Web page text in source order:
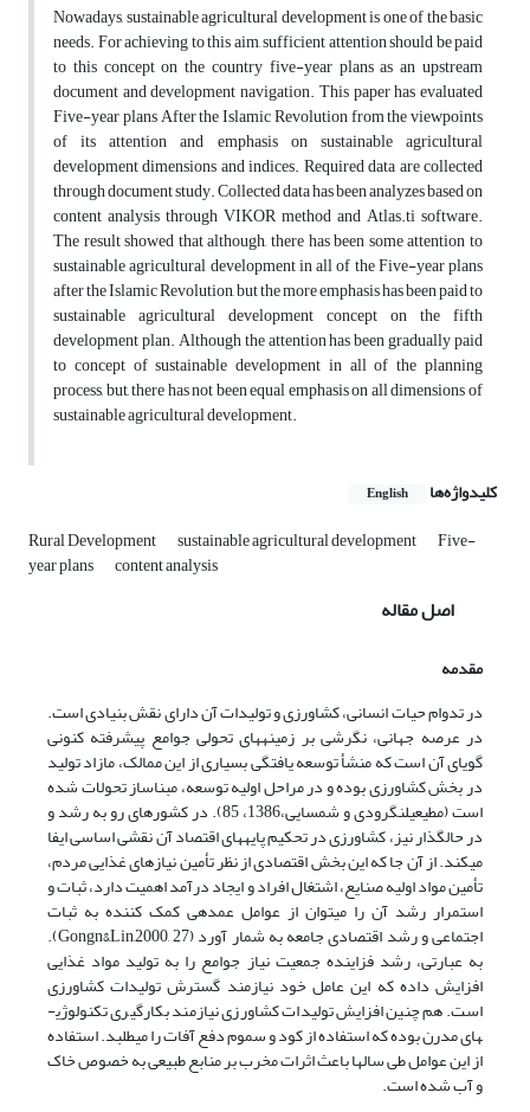
Nowadays, sustainable agricultural development is one of the basic
needs. For achieving to this aim, sufficient attention should be paid
to this concept on the country five-year plans as an upstream
document and development navigation. This paper has evaluated
Five-year plans After the Islamic Revolution from the viewpoints
of its attention and emphasis on sustainable agricultural
development dimensions and indices. Required data are collected
through document study. Collected data has been analyzes based on
content analysis through VIKOR method and Atlas.ti software.
The result showed that although, there has been some attention to
sustainable agricultural development in all of the Five-year plans
after the Islamic Revolution, but the more emphasis has been paid to
sustainable agricultural development concept on the fifth
development plan. Although the attention has been gradually paid
to concept of sustainable development in all of the planning
process, but, there has not been equal emphasis on all dimensions of
sustainable agricultural development.
کلیدواژه‌ها English
Rural Development sustainable agricultural development Five-
year plans content analysis
اصل مقاله
مقدمه
در تدوام حیات انسانی، کشاورزی و تولیدات آن دارای نقش بنیادی است.
در عرصه جهانی، نگرشی بر زمینه­های تحولی جوامع پیشرفته کنونی
گویای آن است که منشأ توسعه­ یافتگی­ بسیاری از این ممالک، مازاد تولید
در بخش کشاورزی بوده و در مراحل اولیه توسعه، مبناساز تحولات شده
است (مطیعی­لنگرودی و شمسایی،1386، 85). در کشورهای رو به رشد و
در حال­گذار نیز، کشاورزی در تحکیم پایه­های اقتصاد آن نقشی اساسی ایفا
می­کند. از آن جا که این بخش اقتصادی از نظر تأمین نیازهای غذایی مردم،
تأمین مواد اولیه صنایع، اشتغال افراد و ایجاد درآمد اهمیت دارد، ثبات و
استمرار رشد آن را می­توان از عوامل عمده­ی کمک کننده به ثبات
اجتماعی و رشد اقتصادی جامعه به شمار آورد (Gongn&Lin,2000, 27).
به عبارتی، رشد فزاینده جمعیت نیاز جوامع را به تولید مواد غذایی
افزایش داده که این عامل خود نیازمند گسترش تولیدات کشاورزی
است. هم چنین افزایش تولیدات کشاورزی نیازمند بکارگیری تکنولوژی­
های مدرن بوده که استفاده از کود و سموم دفع آفات را می­طلبد. استفاده
از این عوامل طی سال­ها باعث اثرات مخرب بر منابع طبیعی به خصوص خاک
و آب شده است.